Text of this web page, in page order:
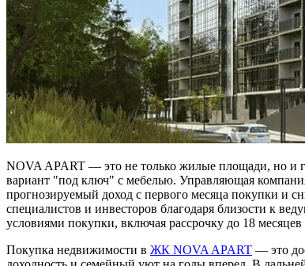
NOVA APART — это не только жилые площади, но и
вариант "под ключ" с мебелью. Управляющая
прогнозируемый доход с первого месяца покупки и
специалистов и инвесторов благодаря близости к
условиями покупки, включая рассрочку до 18
Покупка недвижимости в ЖК NOVA APART — это